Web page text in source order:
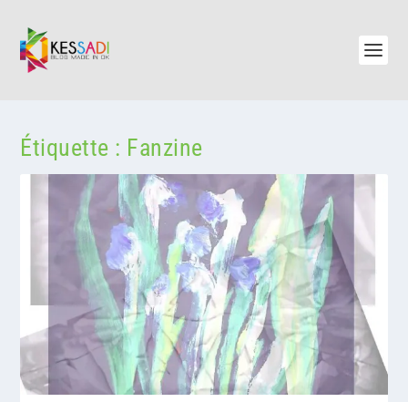
Étiquette : Fanzine